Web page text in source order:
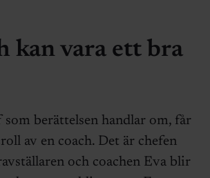
kan vara ett bra
som berättelsen handlar om, får
av en coach. Det är chefen
och coachen Eva blir